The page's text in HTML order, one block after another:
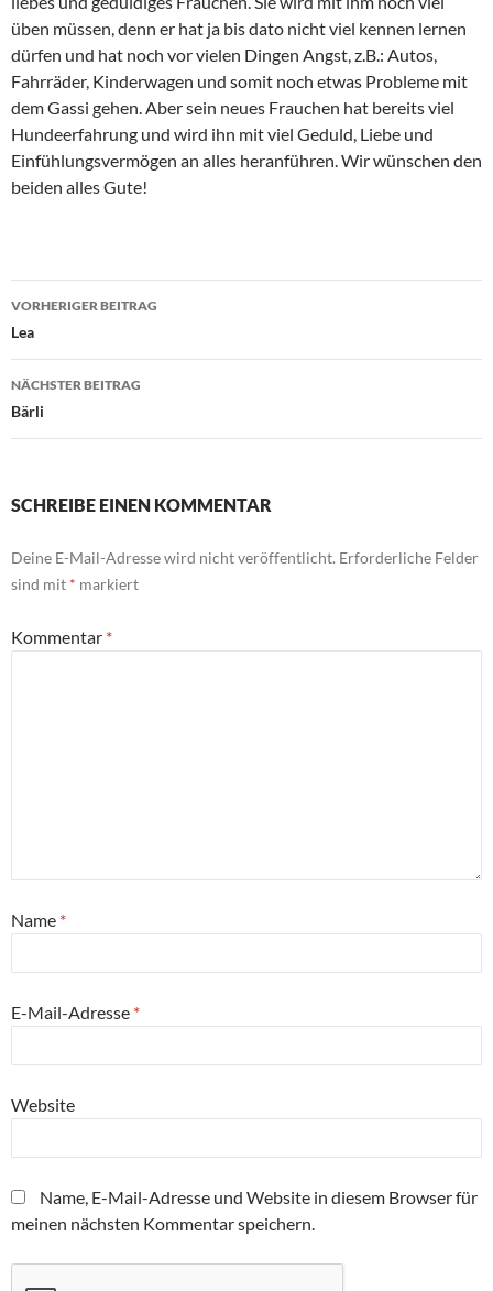
üben müssen, denn er hat ja bis dato nicht viel kennen lernen
dürfen und hat noch vor vielen Dingen Angst, z.B.: Autos,
Fahrräder, Kinderwagen und somit noch etwas Probleme mit
dem Gassi gehen. Aber sein neues Frauchen hat bereits viel
Hundeerfahrung und wird ihn mit viel Geduld, Liebe und
Einfühlungsvermögen an alles heranführen. Wir wünschen den
beiden alles Gute!
Beitragsnavigation
VORHERIGER BEITRAG
Lea
NÄCHSTER BEITRAG
Bärli
SCHREIBE EINEN KOMMENTAR
Deine E-Mail-Adresse wird nicht veröffentlicht. Erforderliche Felder
sind mit * markiert
Kommentar *
Name *
E-Mail-Adresse *
Website
Name, E-Mail-Adresse und Website in diesem Browser für
meinen nächsten Kommentar speichern.